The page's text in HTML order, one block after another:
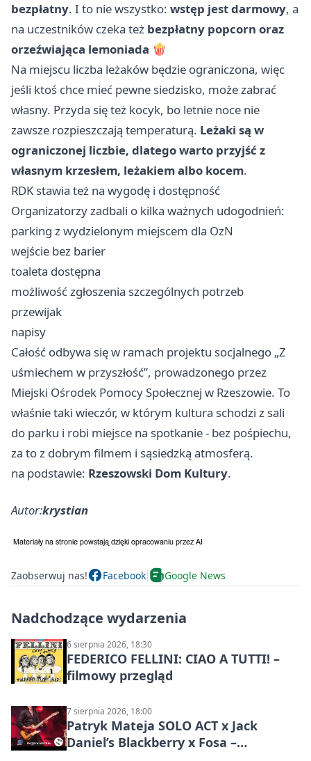
bezpłatny. I to nie wszystko: wstęp jest darmowy, a
na uczestników czeka też bezpłatny popcorn oraz
orzeźwiająca lemoniada 🍿
Na miejscu liczba leżaków będzie ograniczona, więc
jeśli ktoś chce mieć pewne siedzisko, może zabrać
własny. Przyda się też kocyk, bo letnie noce nie
zawsze rozpieszczają temperaturą. Leżaki są w
ograniczonej liczbie, dlatego warto przyjść z
własnym krzesłem, leżakiem albo kocem.
RDK stawia też na wygodę i dostępność
Organizatorzy zadbali o kilka ważnych udogodnień:
parking z wydzielonym miejscem dla OzN
wejście bez barier
toaleta dostępna
możliwość zgłoszenia szczególnych potrzeb
przewijak
napisy
Całość odbywa się w ramach projektu socjalnego „Z
uśmiechem w przyszłość”, prowadzonego przez
Miejski Ośrodek Pomocy Społecznej w Rzeszowie. To
właśnie taki wieczór, w którym kultura schodzi z sali
do parku i robi miejsce na spotkanie - bez pośpiechu,
za to z dobrym filmem i sąsiedzką atmosferą.
na podstawie: Rzeszowski Dom Kultury.
Autor:krystian
Zaobserwuj nas! Facebook Google News
Nadchodzące wydarzenia
6 sierpnia 2026, 18:30
FEDERICO FELLINI: CIAO A TUTTI! –
filmowy przegląd
7 sierpnia 2026, 18:00
Patryk Mateja SOLO ACT x Jack
Daniel’s Blackberry x Fosa –